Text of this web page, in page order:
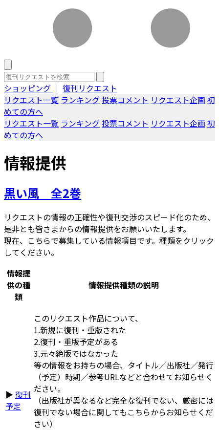
ショッピング ｜ 復刊リクエスト
リクエスト一覧 ランキング投票コメント リクエスト企画 初
めての方へ
リクエスト一覧 ランキング投票コメント リクエスト企画 初
めての方へ
情報提供
黒い風 全2巻
リクエストの情報の正確性や復刊交渉のスピード化のため、
是非とも皆さまからの情報提供をお願いいたします。
現在、こちらで募集している情報項目です。種類をクリック
してください。
情報提
供の種
類
情報提供種類の説明
▶ 復刊
予定
このリクエスト作品について、
1.新規に復刊・重版された
2.復刊・重版予定がある
3.元々絶版ではなかった
等の情報をお持ちの場合、タイトル／出版社／発行
（予定）時期／参考URLなどと合わせてお知らせく
ださい。
（出版社が異なるなど完全な復刊でない、厳密には
復刊でない場合に関してもこちらからお知らせくだ
さい）